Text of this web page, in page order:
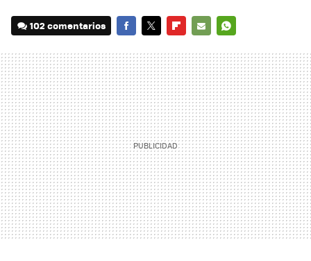
102 comentarios
MAIL